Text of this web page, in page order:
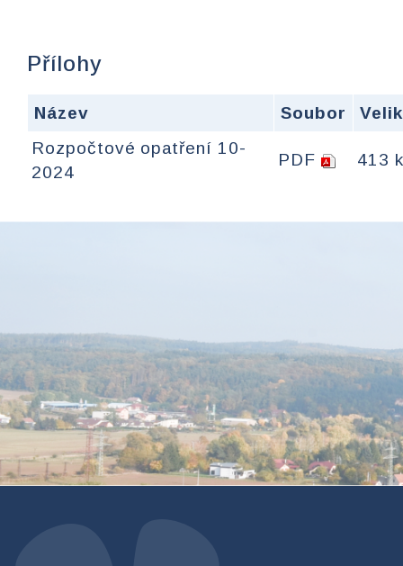
Přílohy
Název Soubor
Rozpočtové opatření 10-
2024
PDF 413